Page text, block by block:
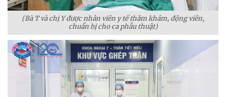
(Bà T và chị Y được nhân viên y tế thăm khám, động viên,
chuẩn bị cho ca phẫu thuật)